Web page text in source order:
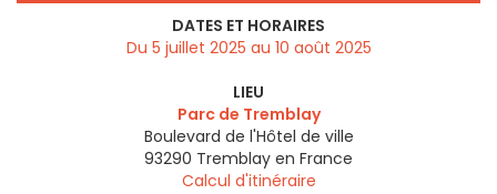
DATES ET HORAIRES
Du 5 juillet 2025 au 10 août 2025
LIEU
Parc de Tremblay
Boulevard de l'Hôtel de ville
93290 Tremblay en France
Calcul d'itinéraire